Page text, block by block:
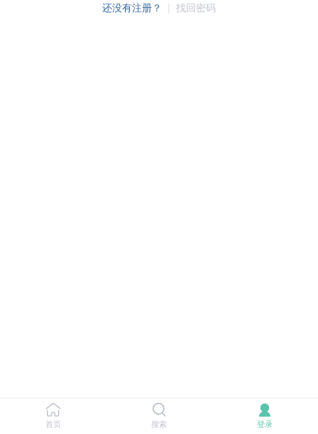
还没有注册？ | 找回密码
首页 搜索 登录